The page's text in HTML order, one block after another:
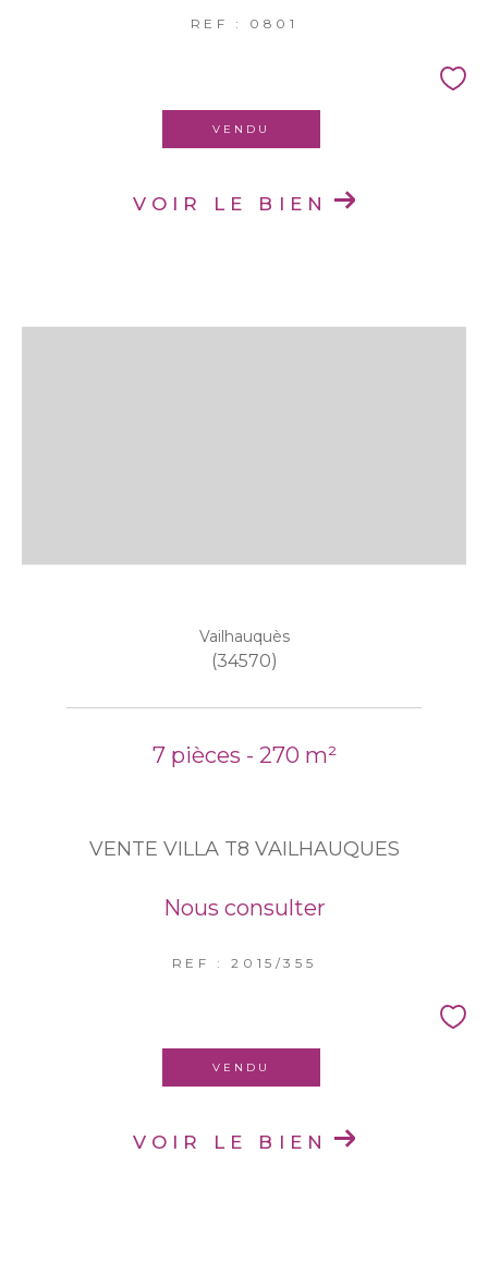
REF : 0801
VENDU
VOIR LE BIEN
Vailhauquès
(34570)
7 pièces - 270 m²
VENTE VILLA T8 VAILHAUQUES
Nous consulter
REF : 2015/355
VENDU
VOIR LE BIEN